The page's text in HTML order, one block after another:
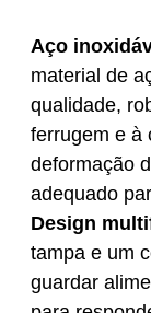
Aço
material de
qualidade,
ferrugem e à
deformação
adequado
Design
tampa e um
guardar